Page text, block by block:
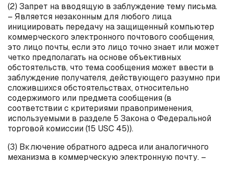
(2) Запрет на вводящую в заблуждение тему письма.
– Является незаконным для любого лица
инициировать передачу на защищенный компьютер
коммерческого электронного почтового сообщения,
это лицо почты, если это лицо точно знает или может
четко предполагать на основе объективных
обстоятельств, что тема сообщения может ввести в
заблуждение получателя, действующего разумно при
сложившихся обстоятельствах, относительно
содержимого или предмета сообщения (в
соответствии с критериями правоприменения,
используемыми в разделе 5 Закона о Федеральной
торговой комиссии (15 USC 45)).
(3) Включение обратного адреса или аналогичного
механизма в коммерческую электронную почту. –